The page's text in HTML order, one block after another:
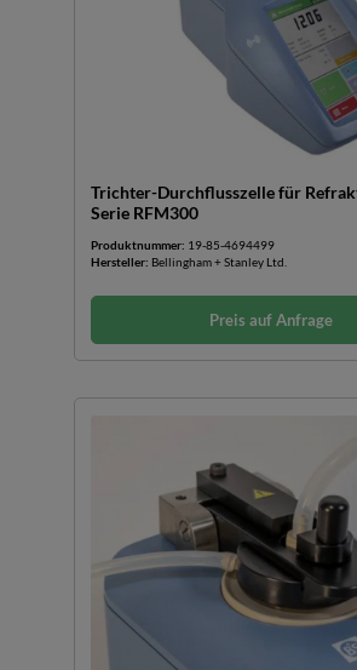
Trichter-Durchflusszelle für
Serie RFM300
Produktnummer: 19-85-4694499
Hersteller: Bellingham + Stanley Ltd.
Preis auf Anfrage